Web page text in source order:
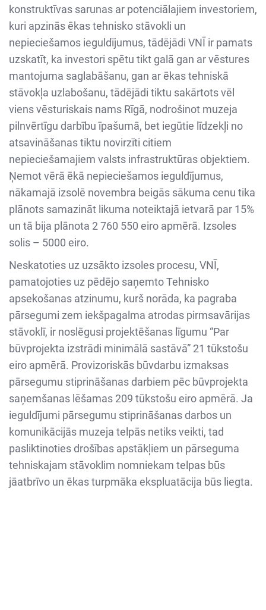
konstruktīvas sarunas ar potenciālajiem investoriem,
kuri apzinās ēkas tehnisko stāvokli un
nepieciešamos ieguldījumus, tādējādi VNĪ ir pamats
uzskatīt, ka investori spētu tikt galā gan ar vēstures
mantojuma saglabāšanu, gan ar ēkas tehniskā
stāvokļa uzlabošanu, tādējādi tiktu sakārtots vēl
viens vēsturiskais nams Rīgā, nodrošinot muzeja
pilnvērtīgu darbību īpašumā, bet iegūtie līdzekļi no
atsavināšanas tiktu novirzīti citiem
nepieciešamajiem valsts infrastruktūras objektiem.
Ņemot vērā ēkā nepieciešamos ieguldījumus,
nākamajā izsolē novembra beigās sākuma cenu tika
plānots samazināt likuma noteiktajā ietvarā par 15%
un tā bija plānota 2 760 550 eiro apmērā. Izsoles
solis – 5000 eiro.
Neskatoties uz uzsākto izsoles procesu, VNĪ,
pamatojoties uz pēdējo saņemto Tehnisko
apsekošanas atzinumu, kurš norāda, ka pagraba
pārsegumi zem iekšpagalma atrodas pirmsavārijas
stāvoklī, ir noslēgusi projektēšanas līgumu “Par
būvprojekta izstrādi minimālā sastāvā” 21 tūkstošu
eiro apmērā. Provizoriskās būvdarbu izmaksas
pārsegumu stiprināšanas darbiem pēc būvprojekta
saņemšanas lēšamas 209 tūkstošu eiro apmērā. Ja
ieguldījumi pārsegumu stiprināšanas darbos un
komunikācijās muzeja telpās netiks veikti, tad
pasliktinoties drošības apstākļiem un pārseguma
tehniskajam stāvoklim nomniekam telpas būs
jāatbrīvo un ēkas turpmāka ekspluatācija būs liegta.